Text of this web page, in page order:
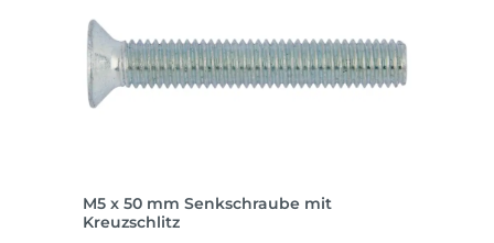
M5 x 50 mm Senkschraube mit
Kreuzschlitz